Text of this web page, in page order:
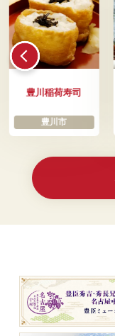
豊川稲荷寿司
豊川市